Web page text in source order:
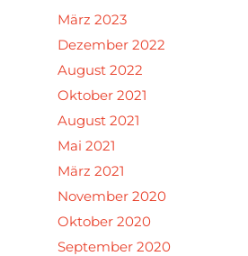
März 2023
Dezember 2022
August 2022
Oktober 2021
August 2021
Mai 2021
März 2021
November 2020
Oktober 2020
September 2020